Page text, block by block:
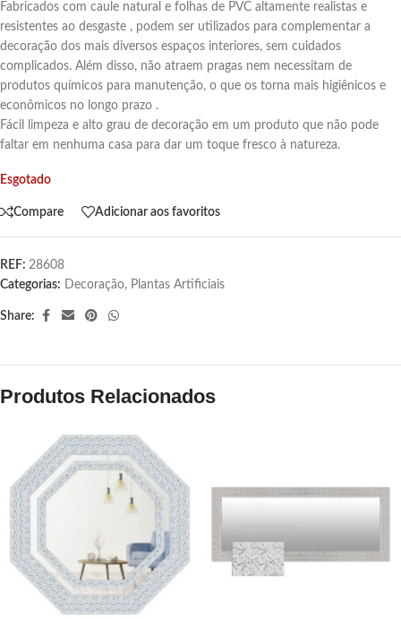
Fabricados com caule natural e folhas de PVC altamente realistas e
resistentes ao desgaste , podem ser utilizados para complementar a
decoração dos mais diversos espaços interiores, sem cuidados
complicados. Além disso, não atraem pragas nem necessitam de
produtos químicos para manutenção, o que os torna mais higiênicos e
econômicos no longo prazo .
Fácil limpeza e alto grau de decoração em um produto que não pode
faltar em nenhuma casa para dar um toque fresco à natureza.
Esgotado
Compare Adicionar aos favoritos
REF: 28608
Categorias: Decoração, Plantas Artificiais
Share:
Produtos Relacionados